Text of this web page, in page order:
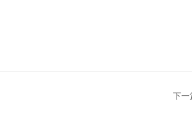
下一